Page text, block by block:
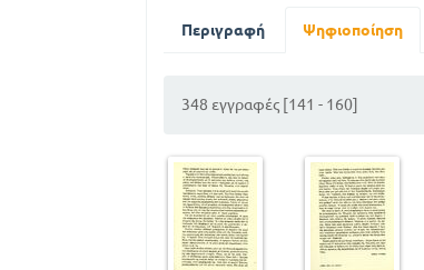
Οι ναυτικοί και οι ξενιτεμένοι μας
Πρώτη φορά σε μία συναυλία
Η διεθνής έκθεση Θεσσαλονίκης
Η κατάρα του Πεύκου
Περιγραφή Ψηφιοποίηση
348 εγγραφές [141 - 160]